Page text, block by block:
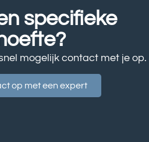
specifieke
mogelijk contact met je op.
op met een expert